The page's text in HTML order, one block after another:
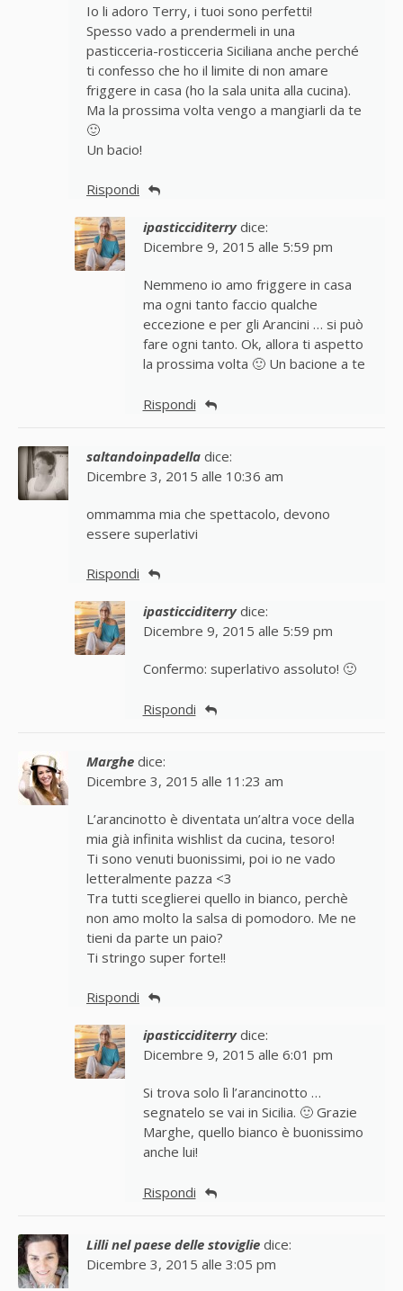
Io li adoro Terry, i tuoi sono perfetti!
Spesso vado a prendermeli in una
pasticceria-rosticceria Siciliana anche perché
ti confesso che ho il limite di non amare
friggere in casa (ho la sala unita alla cucina).
Ma la prossima volta vengo a mangiarli da te
🙂
Un bacio!
Rispondi
ipasticciditerry dice:
Dicembre 9, 2015 alle 5:59 pm
Nemmeno io amo friggere in casa
ma ogni tanto faccio qualche
eccezione e per gli Arancini … si può
fare ogni tanto. Ok, allora ti aspetto
la prossima volta 🙂 Un bacione a te
Rispondi
saltandoinpadella dice:
Dicembre 3, 2015 alle 10:36 am
ommamma mia che spettacolo, devono
essere superlativi
Rispondi
ipasticciditerry dice:
Dicembre 9, 2015 alle 5:59 pm
Confermo: superlativo assoluto! 🙂
Rispondi
Marghe dice:
Dicembre 3, 2015 alle 11:23 am
L’arancinotto è diventata un’altra voce della
mia già infinita wishlist da cucina, tesoro!
Ti sono venuti buonissimi, poi io ne vado
letteralmente pazza <3
Tra tutti sceglierei quello in bianco, perchè
non amo molto la salsa di pomodoro. Me ne
tieni da parte un paio?
Ti stringo super forte!!
Rispondi
ipasticciditerry dice:
Dicembre 9, 2015 alle 6:01 pm
Si trova solo lì l’arancinotto …
segnatelo se vai in Sicilia. 🙂 Grazie
Marghe, quello bianco è buonissimo
anche lui!
Rispondi
Lilli nel paese delle stoviglie dice:
Dicembre 3, 2015 alle 3:05 pm